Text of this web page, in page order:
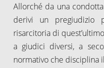
Allorché da una
derivi un pregiudizio
risarcitoria di
a giudici diversi, a
normativo che disciplina